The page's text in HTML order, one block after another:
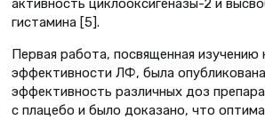
активность циклооксигеназы-2 и
гистамина [5].
Первая работа, посвященная изучению
эффективности ЛФ, была
эффективность различных доз
с плацебо и было доказано, что